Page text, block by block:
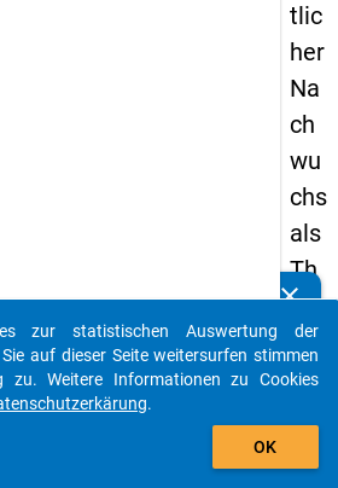
tlic
her
Na
ch
wu
chs
als
Th
em
a
der
clear
die auf Basis unserer
sind? Dann teilen Sie uns diese
auto_stories
zur statistischen Auswertung der
auf dieser Seite weitersurfen stimmen
zu. Weitere Informationen zu Cookies
.
OK